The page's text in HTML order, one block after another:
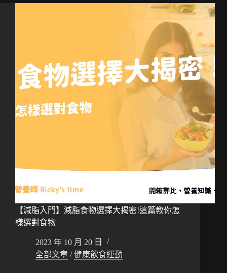
【減脂入門】減脂食物選擇大揭密!這篇教你怎
樣選對食物
2023 年 10 月 20 日
全部文章 /健康飲食運動